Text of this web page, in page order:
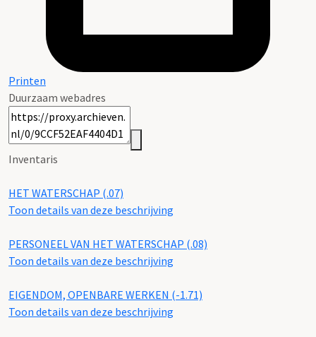
Printen
Duurzaam webadres
Inventaris
HET WATERSCHAP (.07)
Toon details van deze beschrijving
PERSONEEL VAN HET WATERSCHAP (.08)
Toon details van deze beschrijving
EIGENDOM, OPENBARE WERKEN (-1.71)
Toon details van deze beschrijving